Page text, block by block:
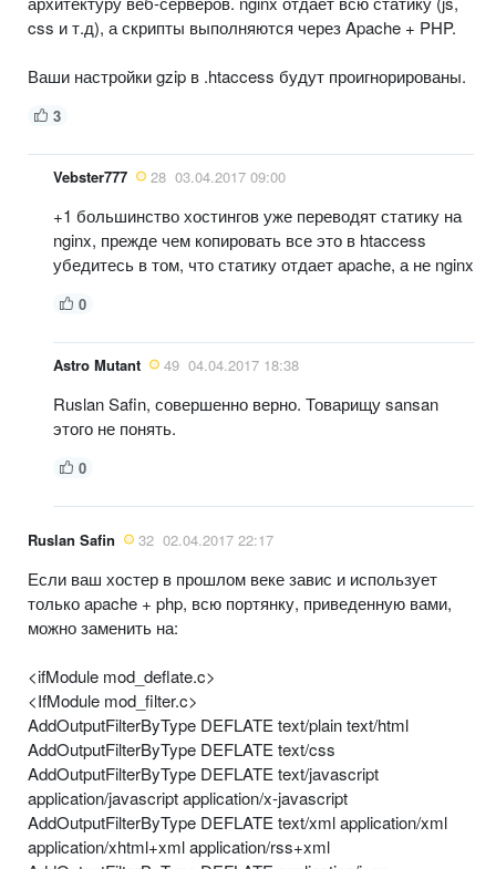
css и т.д), а скрипты выполняются через Apache + PHP.
Ваши настройки gzip в .htaccess будут проигнорированы.
3
Vebster777 28 03.04.2017 09:00
+1 большинство хостингов уже переводят статику на
nginx, прежде чем копировать все это в htaccess
убедитесь в том, что статику отдает apache, а не nginx
0
Astro Mutant 49 04.04.2017 18:38
Ruslan Safin, совершенно верно. Товарищу sansan
этого не понять.
0
Ruslan Safin 32 02.04.2017 22:17
Если ваш хостер в прошлом веке завис и использует
только apache + php, всю портянку, приведенную вами,
можно заменить на:
<ifModule mod_deflate.c>
<IfModule mod_filter.c>
AddOutputFilterByType DEFLATE text/plain text/html
AddOutputFilterByType DEFLATE text/css
AddOutputFilterByType DEFLATE text/javascript
application/javascript application/x-javascript
AddOutputFilterByType DEFLATE text/xml application/xml
application/xhtml+xml application/rss+xml